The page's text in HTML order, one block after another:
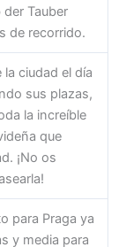
Tauber
de recorrido.
ciudad el día
sus plazas,
la increíble
que
¡No os
para Praga ya
y media para